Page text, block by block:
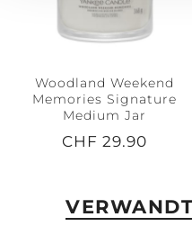
Woodland Weekend
Memories Signature
Medium Jar
CHF 29.90